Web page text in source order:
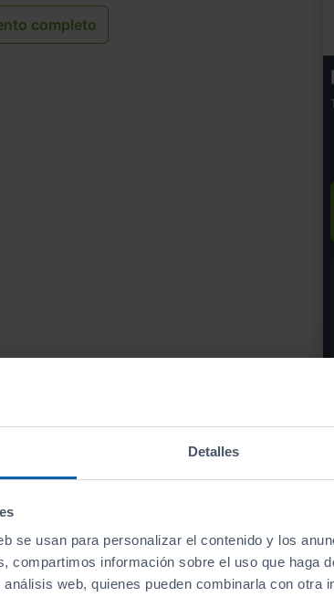
Detalles
se usan para personalizar el contenido y los
compartimos información sobre el uso que haga
web, quienes pueden combinarla con otra
completo
Equipamientode este